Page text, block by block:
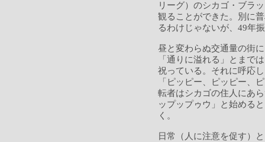
リーグ）のシカゴ・ブラ
観ることができた。別に
るわけじゃないが、49年
昼と変わらぬ交通量の街
「通りに溢れる」とまで
祝っている。それに呼応
「ピッピー、ピッピー、
転者はシカゴの住人にあ
ップップゥウ」と始める
く。
日常（人に注意を促す）